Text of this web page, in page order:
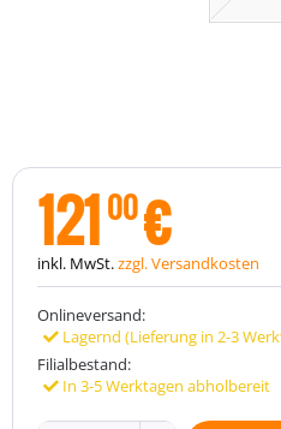
121 00€
inkl. MwSt.zzgl. Versandkosten
Onlineversand:
Lagernd (Lieferung in 2-3
Filialbestand:
In 3-5 Werktagen abholbereit